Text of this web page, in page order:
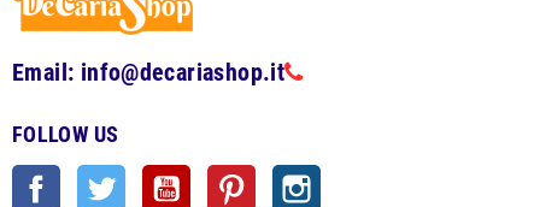
Email: info@decariashop.it
FOLLOW US
Facebook Twitter YouTube Pinterest